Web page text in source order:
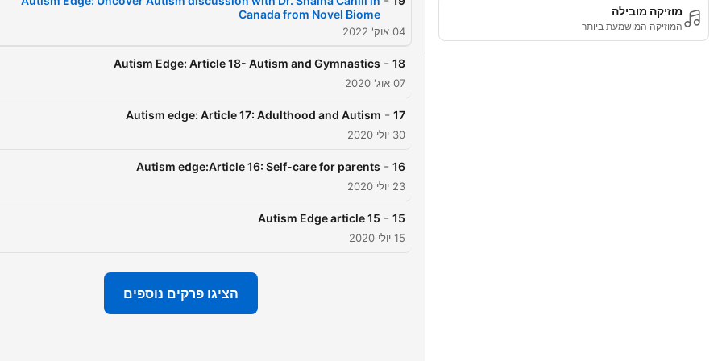
מוזיקה מובילה
המוזיקה המושמעת ביותר
us at email below for
Canada from Novel Biome
04 אוק' 2022
18
-
Autism Edge: Article 18- Autism and Gymnastics
07 אוג' 2020
17
-
Autism edge: Article 17: Adulthood and Autism
30 יולי 2020
16
-
Autism edge:Article 16: Self-care for parents
23 יולי 2020
15
-
Autism Edge article 15
15 יולי 2020
הציגו פרקים נוספים